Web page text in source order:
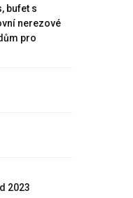
bufet s
nerezové
pro
2023